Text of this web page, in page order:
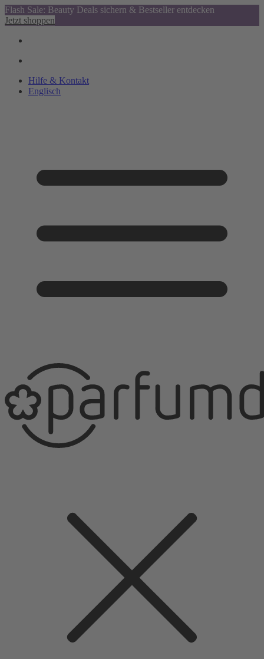
Flash Sale: Beauty Deals sichern & Bestseller entdecken
Jetzt shoppen
Hilfe & Kontakt
Englisch